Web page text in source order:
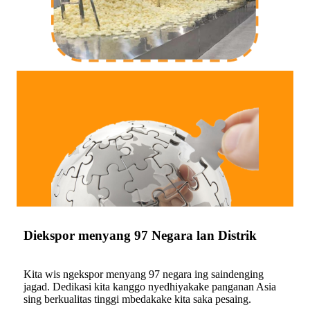
Diekspor menyang 97 Negara lan Distrik
Kita wis ngekspor menyang 97 negara ing saindenging
jagad. Dedikasi kita kanggo nyedhiyakake panganan Asia
sing berkualitas tinggi mbedakake kita saka pesaing.